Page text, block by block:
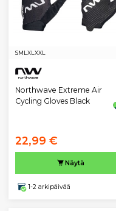
SML XL XXL
Northwave Extreme Air
Cycling Gloves Black
22,99 €
Näytä
1-2 arkipäivää